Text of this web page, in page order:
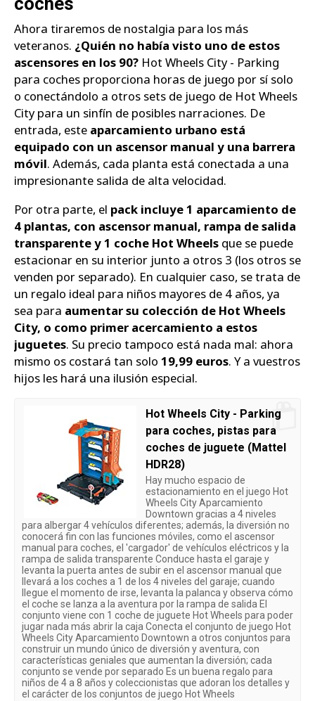
Ahora tiraremos de nostalgia para los más
veteranos. ¿Quién no había visto uno de estos
ascensores en los 90? Hot Wheels City - Parking
para coches proporciona horas de juego por sí solo
o conectándolo a otros sets de juego de Hot Wheels
City para un sinfín de posibles narraciones. De
entrada, este aparcamiento urbano está
equipado con un ascensor manual y una barrera
móvil. Además, cada planta está conectada a una
impresionante salida de alta velocidad.
Por otra parte, el pack incluye 1 aparcamiento de
4 plantas, con ascensor manual, rampa de salida
transparente y 1 coche Hot Wheels que se puede
estacionar en su interior junto a otros 3 (los otros se
venden por separado). En cualquier caso, se trata de
un regalo ideal para niños mayores de 4 años, ya
sea para aumentar su colección de Hot Wheels
City, o como primer acercamiento a estos
juguetes. Su precio tampoco está nada mal: ahora
mismo os costará tan solo 19,99 euros. Y a vuestros
hijos les hará una ilusión especial.
Hot Wheels City - Parking
para coches, pistas para
coches de juguete (Mattel
HDR28)
Hay mucho espacio de
estacionamiento en el juego Hot
Wheels City Aparcamiento
Downtown gracias a 4 niveles
para albergar 4 vehículos diferentes; además, la diversión no
conocerá fin con las funciones móviles, como el ascensor
manual para coches, el 'cargador' de vehículos eléctricos y la
rampa de salida transparente Conduce hasta el garaje y
levanta la puerta antes de subir en el ascensor manual que
llevará a los coches a 1 de los 4 niveles del garaje; cuando
llegue el momento de irse, levanta la palanca y observa cómo
el coche se lanza a la aventura por la rampa de salida El
conjunto viene con 1 coche de juguete Hot Wheels para poder
jugar nada más abrir la caja Conecta el conjunto de juego Hot
Wheels City Aparcamiento Downtown a otros conjuntos para
construir un mundo único de diversión y aventura, con
características geniales que aumentan la diversión; cada
conjunto se vende por separado Es un buena regalo para
niños de 4 a 8 años y coleccionistas que adoran los detalles y
el carácter de los conjuntos de juego Hot Wheels